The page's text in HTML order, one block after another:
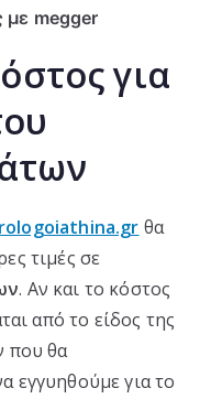
με megger
για
θα
τιμές σε
. Αν και το κόστος
από το είδος της
που θα
εγγυηθούμε για το